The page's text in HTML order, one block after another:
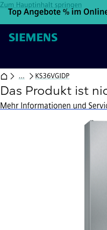
Zum Hauptinhalt springen
Top Angebote % im
... KS36VGIDP
Das Produkt ist
Mehr Informationen und